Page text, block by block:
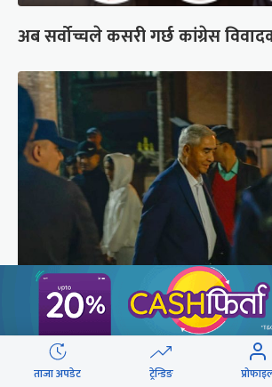
अब सर्वोच्चले कसरी गर्छ कांग्रेस
शेरबहादुर देउवा साउन २६ गते स्वदेश
ताजा अपडेट ट्रेन्डिङ